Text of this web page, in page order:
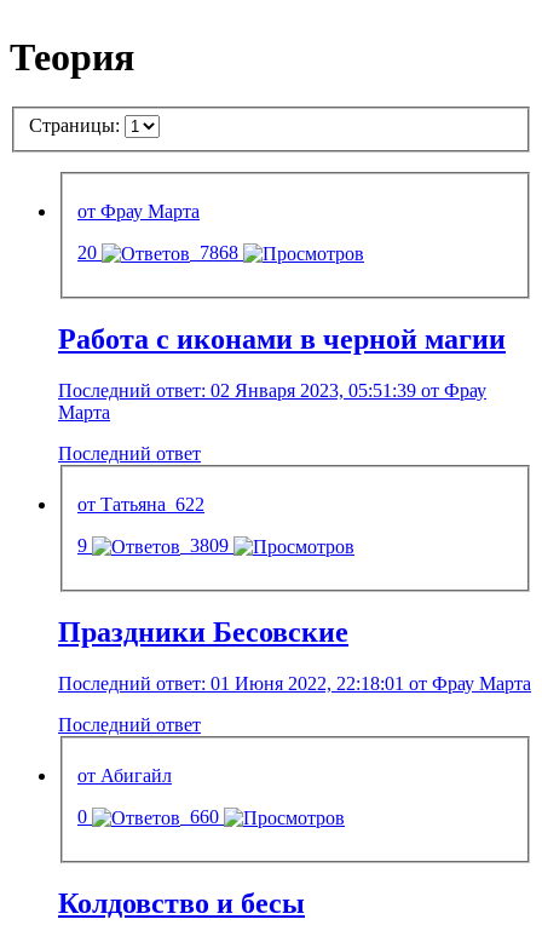
Теория
Страницы:
от Фрау Марта
20
7868
Работа с иконами в черной магии
Последний ответ: 02 Января 2023, 05:51:39 от Фрау
Марта
Последний ответ
от Татьяна_622
9
3809
Праздники Бесовские
Последний ответ: 01 Июня 2022, 22:18:01 от Фрау Марта
Последний ответ
от Абигайл
0
660
Колдовство и бесы